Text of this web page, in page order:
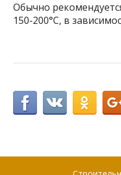
Обычно
150-200°C, в